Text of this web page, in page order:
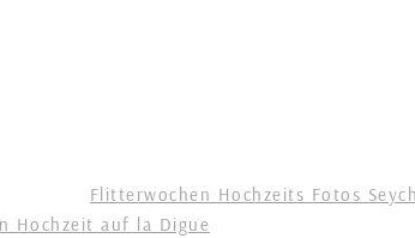
Flitterwochen Hochzeits Fotos
Hochzeit auf la Digue